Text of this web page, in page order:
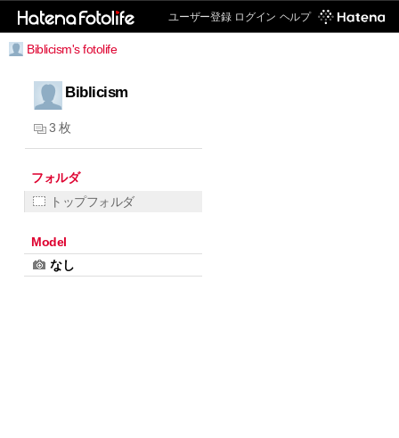
ユーザー登録 ログイン ヘルプ
Biblicism's fotolife
Biblicism
3 枚
フォルダ
トップフォルダ
Model
なし